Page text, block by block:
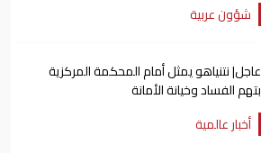
شؤون عربية
عاجل| نتنياهو يمثل أمام المحكمة المركزية
بتهم الفساد وخيانة الأمانة
أخبار عالمية